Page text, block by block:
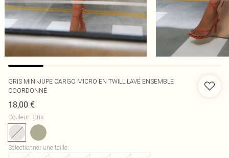
GRIS MINI-JUPE CARGO MICRO EN TWILL LAVÉ ENSEMBLE
COORDONNÉ
18,00 €
Couleur: Gris
Sélectionner une taille: